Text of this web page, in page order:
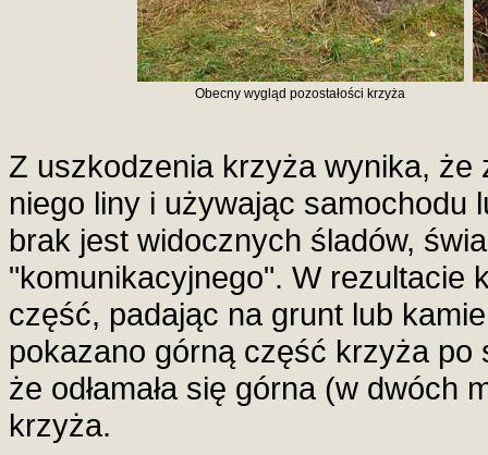
Obecny wygląd pozostałości krzyża
Z uszkodzenia krzyża wynika, że
niego liny i używając samochodu
brak jest widocznych śladów,
"komunikacyjnego". W rezultacie
część, padając na grunt lub
pokazano górną część krzyża po
że odłamała się górna (w
krzyża.